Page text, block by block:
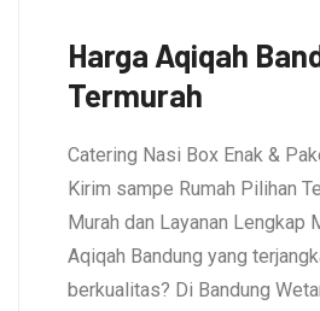
Harga Aqiqah
Termurah
Catering Nasi Box Enak &
Kirim sampe Rumah Pilihan
Murah dan Layanan Lengkap
Aqiqah Bandung yang
berkualitas? Di Bandung